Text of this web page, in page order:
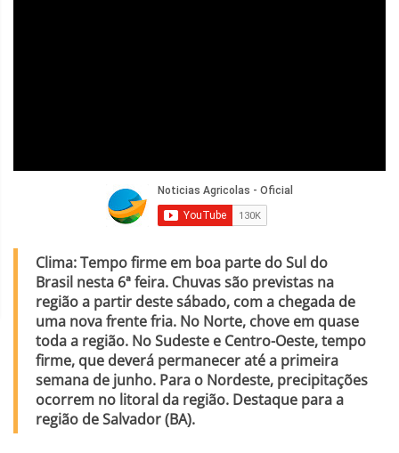
Clima: Tempo firme em boa parte do Sul do
Brasil nesta 6ª feira. Chuvas são previstas na
região a partir deste sábado, com a chegada de
uma nova frente fria. No Norte, chove em quase
toda a região. No Sudeste e Centro-Oeste, tempo
firme, que deverá permanecer até a primeira
semana de junho. Para o Nordeste, precipitações
ocorrem no litoral da região. Destaque para a
região de Salvador (BA).